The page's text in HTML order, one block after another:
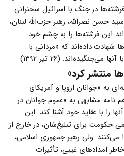
در جنگ با اسرائیل سخنرانی
نصرالله، رهبر حزب‌الله لبنان،
این فرشته‌ها را به چشم خود
شهادت داده‌اند که «مردانی با
(۲۶ تیر ۱۳۹۲)
منتشر کرد»
در بهمن ۹۳، نامه‌ای به «جوانان اروپا و آمریکای
می‌نویسد. در آذر ۹۴ هم نامه مشابهی به «عموم جوانان در
را با عقاید خود آشنا کند. این
حکومت برای تبلیغ‌شان، در خارج از
می‌کنند. ولی رهبر جمهوری اسلامی،
امدادهای غیبی، تأثیرات